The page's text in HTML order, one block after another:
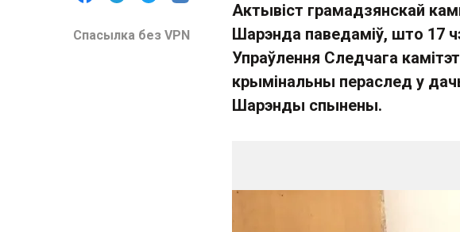
Спасылка без VPN
Актывіст грамадзянскай
Шарэнда паведаміў, што 17
Упраўлення Следчага
крымінальны пераслед у
Шарэнды спынены.